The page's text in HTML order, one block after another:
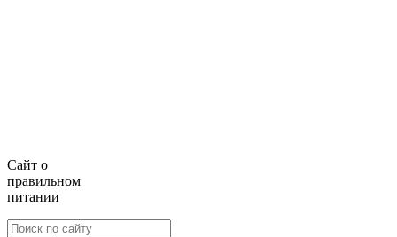
Сайт о
правильном
питании